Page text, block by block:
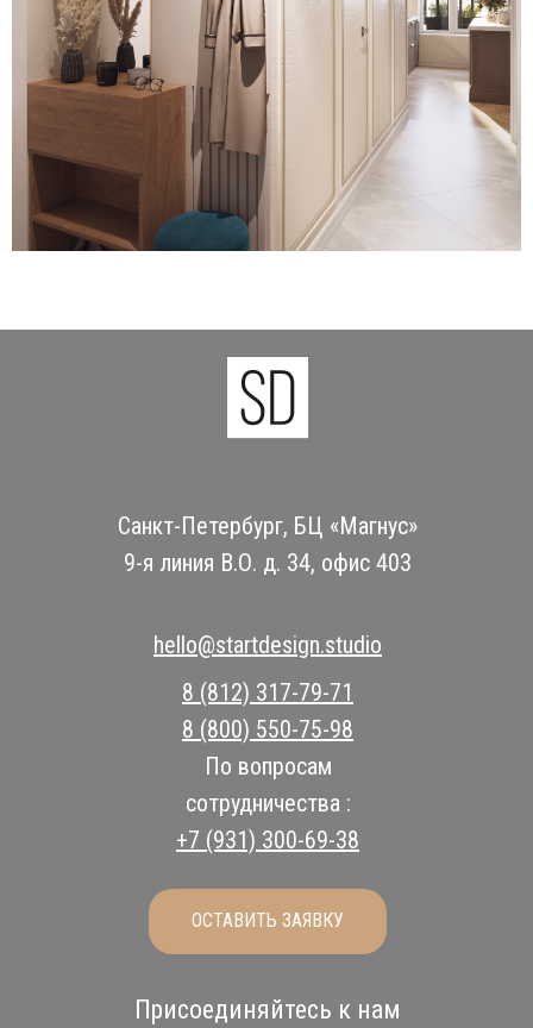
Санкт-Петербург, БЦ «Магнус»
9-я линия В.О. д. 34, офис 403
8 (812) 317-79-71
8 (800) 550-75-98
По вопросам
сотрудничества :
+7 (931) 300-69-38
hello@startdesign.studio
Присоединяйтесь к нам
ОСТАВИТЬ ЗАЯВКУ